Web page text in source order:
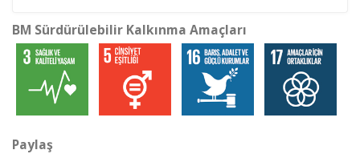
BM Sürdürülebilir Kalkınma Amaçları
Paylaş